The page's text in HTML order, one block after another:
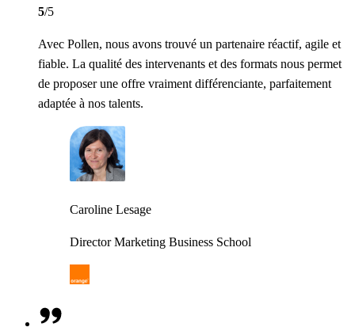
5/5
Avec Pollen, nous avons trouvé un partenaire réactif, agile et
fiable. La qualité des intervenants et des formats nous permet
de proposer une offre vraiment différenciante, parfaitement
adaptée à nos talents.
Caroline Lesage
Director Marketing Business School